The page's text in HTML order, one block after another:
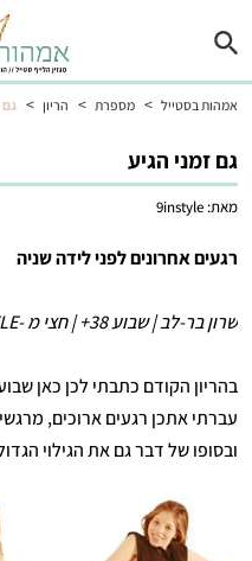
אמהות בסטייל > מספרת > הריון > גם
גם זמני הגיע
מאת: 9instyle
רגעים אחרונים לפני לידה שניה
שרון בר-לב | שבוע 38+ | חצי מ -9INSTYLE
בהריון הקודם כתבתי לכן כאן
עברתי אתכן רגעים ארוכים,
ובסופו של דבר גם את הגילוי